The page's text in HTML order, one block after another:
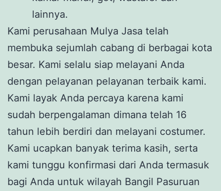
lainnya.
Kami perusahaan Mulya Jasa telah
membuka sejumlah cabang di berbagai kota
besar. Kami selalu siap melayani Anda
dengan pelayanan pelayanan terbaik kami.
Kami layak Anda percaya karena kami
sudah berpengalaman dimana telah 16
tahun lebih berdiri dan melayani costumer.
Kami ucapkan banyak terima kasih, serta
kami tunggu konfirmasi dari Anda termasuk
bagi Anda untuk wilayah Bangil Pasuruan